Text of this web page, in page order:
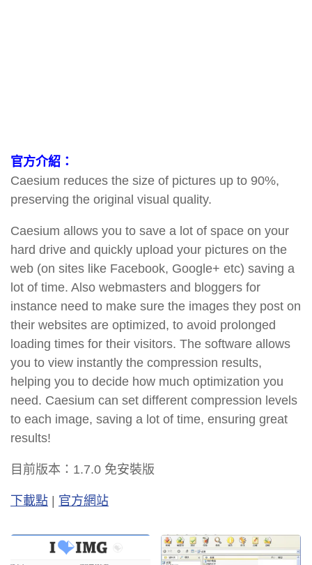
官方介紹：
Caesium reduces the size of pictures up to 90%,
preserving the original visual quality.
Caesium allows you to save a lot of space on your
hard drive and quickly upload your pictures on the
web (on sites like Facebook, Google+ etc) saving a
lot of time. Also webmasters and bloggers for
instance need to make sure the images they post on
their websites are optimized, to avoid prolonged
loading times for their visitors. The software allows
you to view instantly the compression results,
helping you to decide how much optimization you
need. Caesium can set different compression levels
to each image, saving a lot of time, ensuring great
results!
目前版本：1.7.0 免安裝版
下載點 | 官方網站